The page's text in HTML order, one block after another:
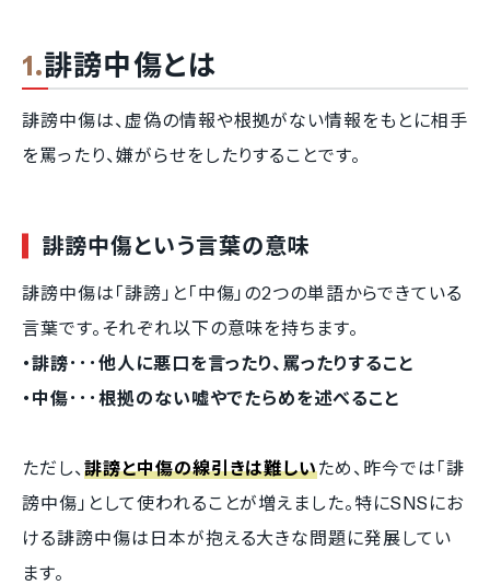
誹謗中傷とは
誹謗中傷は、虚偽の情報や根拠がない情報をもとに相手
を罵ったり、嫌がらせをしたりすることです。
誹謗中傷という言葉の意味
誹謗中傷は「誹謗」と「中傷」の2つの単語からできている
言葉です。それぞれ以下の意味を持ちます。
・誹謗･･･他人に悪口を言ったり、罵ったりすること
・中傷･･･根拠のない嘘やでたらめを述べること
ただし、誹謗と中傷の線引きは難しいため、昨今では「誹
謗中傷」として使われることが増えました。特にSNSにお
ける誹謗中傷は日本が抱える大きな問題に発展してい
ます。